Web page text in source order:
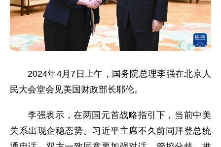
2024年4月7日上午，国务院总理李强在北京人
民大会堂会见美国财政部长耶伦。
李强表示，在两国元首战略指引下，当前中美
关系出现企稳态势。习近平主席不久前同拜登总统